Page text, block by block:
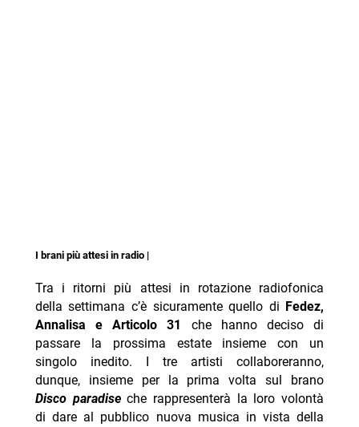
I brani più attesi in radio |
Tra i ritorni più attesi in rotazione radiofonica
della settimana c’è sicuramente quello di Fedez,
Annalisa e Articolo 31 che hanno deciso di
passare la prossima estate insieme con un
singolo inedito. I tre artisti collaboreranno,
dunque, insieme per la prima volta sul brano
Disco paradiseche rappresenterà la loro volontà
di dare al pubblico nuova musica in vista della